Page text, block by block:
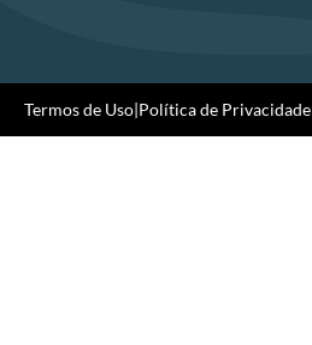
Termos de Uso|Política de Privacidade